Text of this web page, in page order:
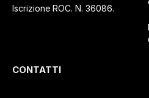
Iscrizione ROC. N. 36086.
CONTATTI